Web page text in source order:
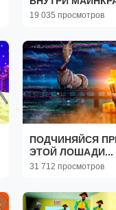
ТЕЛЕФОНЕ В
19 035 просмотров
ПОДЧИНЯЙСЯ
ЭТОЙ ЛОШАДИ...
ОНА ТЕБЯ
31 712 просмотров